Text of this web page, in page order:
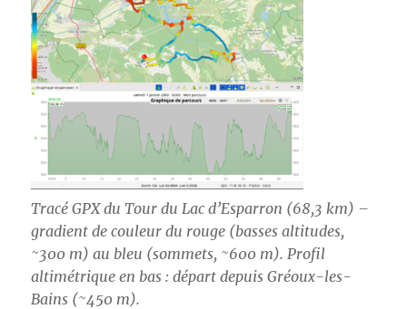
Tracé GPX du Tour du Lac d’Esparron (68,3 km) –
gradient de couleur du rouge (basses altitudes,
~300 m) au bleu (sommets, ~600 m). Profil
altimétrique en bas : départ depuis Gréoux-les-
Bains (~450 m).